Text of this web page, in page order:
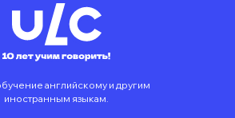
английскому и другим
иностранным языкам.